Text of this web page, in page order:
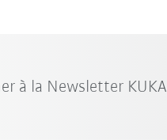
à la Newsletter KUKA